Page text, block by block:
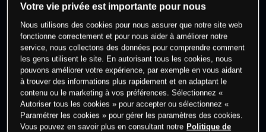
0% des clients ont une position à
cet actif
Commencez à trader
Votre vie privée est importante pour nous
Nous utilisons des cookies pour nous assurer que notre site web
fonctionne correctement et pour nous aider à améliorer notre
service, nous collectons des données pour comprendre comment
les gens utilisent le site. En autorisant tous les cookies, nous
pouvons améliorer votre expérience, par exemple en vous aidant
à trouver des informations plus rapidement et en adaptant le
contenu ou le marketing à vos préférences. Sélectionnez «
Autoriser tous les cookies » pour accepter ou sélectionnez «
Paramétrer les cookies » pour gérer les paramètres des cookies.
Vous pouvez en savoir plus en consultant notre Politique de